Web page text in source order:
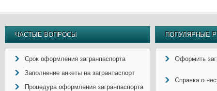
ЧАСТЫЕ ВОПРОСЫ
Срок оформления загранпаспорта
Заполнение анкеты на загранпаспорт
Процедура оформления загранпаспорта
ПОПУЛЯРНЫЕ
Оформить
Справка о